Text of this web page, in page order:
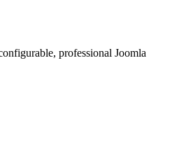
professional Joomla